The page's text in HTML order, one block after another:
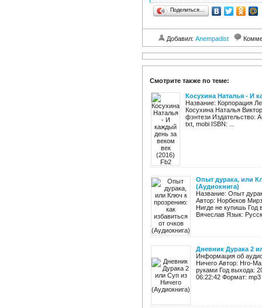
Поделиться…
Добавил: Anempadist
Смотрите также по теме:
Косухина Наталья - И
Название: Корпорация
Косухина Наталья
фэнтези Издательство:
txt, mobi ISBN: ...
Опыт дурака, или
(Аудиокнига)
Название: Опыт
Автор: Норбеков
Нигде не купишь Год
Вячеслав Язык:
Дневник Дурака 2
Информация об
Ничего Автор: Нго-
руками Год выхода:
06:22:42 Формат: